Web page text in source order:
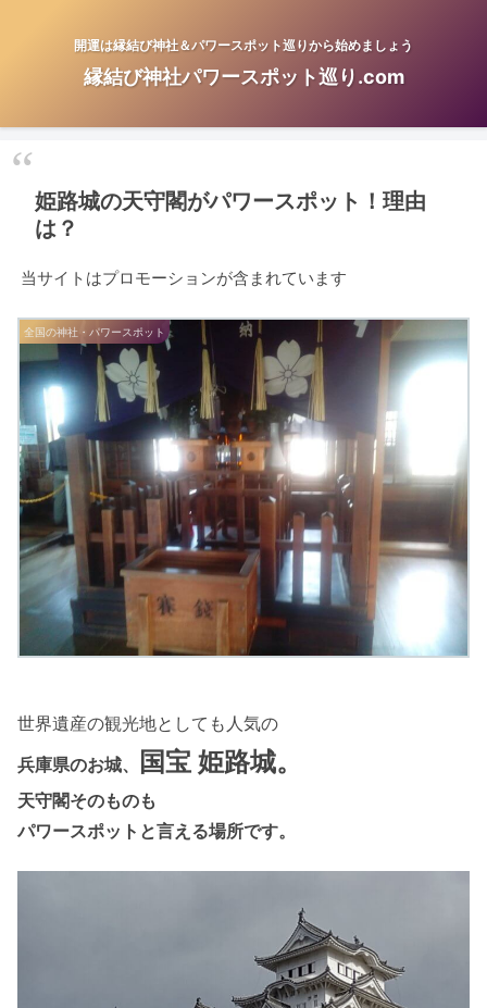
開運は縁結び神社＆パワースポット巡りから始めましょう
縁結び神社パワースポット巡り.com
姫路城の天守閣がパワースポット！理由
は？
当サイトはプロモーションが含まれています
全国の神社・パワースポット
世界遺産の観光地としても人気の
兵庫県のお城、
国宝 姫路城。
天守閣そのものも
パワースポットと言える場所です。